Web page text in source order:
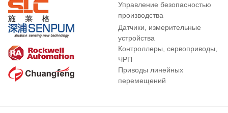
Управление безопасностью
производства
Датчики, измерительные
устройства
Контроллеры, сервоприводы,
ЧРП
Приводы линейных
перемещений